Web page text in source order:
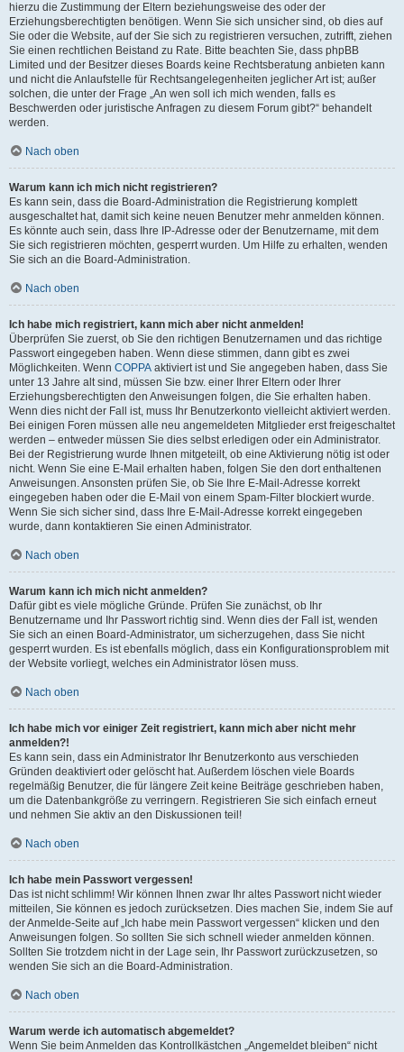
hierzu die Zustimmung der Eltern beziehungsweise des oder der
Erziehungsberechtigten benötigen. Wenn Sie sich unsicher sind, ob dies auf
Sie oder die Website, auf der Sie sich zu registrieren versuchen, zutrifft, ziehen
Sie einen rechtlichen Beistand zu Rate. Bitte beachten Sie, dass phpBB
Limited und der Besitzer dieses Boards keine Rechtsberatung anbieten kann
und nicht die Anlaufstelle für Rechtsangelegenheiten jeglicher Art ist; außer
solchen, die unter der Frage „An wen soll ich mich wenden, falls es
Beschwerden oder juristische Anfragen zu diesem Forum gibt?“ behandelt
werden.
Nach oben
Warum kann ich mich nicht registrieren?
Es kann sein, dass die Board-Administration die Registrierung komplett
ausgeschaltet hat, damit sich keine neuen Benutzer mehr anmelden können.
Es könnte auch sein, dass Ihre IP-Adresse oder der Benutzername, mit dem
Sie sich registrieren möchten, gesperrt wurden. Um Hilfe zu erhalten, wenden
Sie sich an die Board-Administration.
Nach oben
Ich habe mich registriert, kann mich aber nicht anmelden!
Überprüfen Sie zuerst, ob Sie den richtigen Benutzernamen und das richtige
Passwort eingegeben haben. Wenn diese stimmen, dann gibt es zwei
Möglichkeiten. Wenn COPPA aktiviert ist und Sie angegeben haben, dass Sie
unter 13 Jahre alt sind, müssen Sie bzw. einer Ihrer Eltern oder Ihrer
Erziehungsberechtigten den Anweisungen folgen, die Sie erhalten haben.
Wenn dies nicht der Fall ist, muss Ihr Benutzerkonto vielleicht aktiviert werden.
Bei einigen Foren müssen alle neu angemeldeten Mitglieder erst freigeschaltet
werden – entweder müssen Sie dies selbst erledigen oder ein Administrator.
Bei der Registrierung wurde Ihnen mitgeteilt, ob eine Aktivierung nötig ist oder
nicht. Wenn Sie eine E-Mail erhalten haben, folgen Sie den dort enthaltenen
Anweisungen. Ansonsten prüfen Sie, ob Sie Ihre E-Mail-Adresse korrekt
eingegeben haben oder die E-Mail von einem Spam-Filter blockiert wurde.
Wenn Sie sich sicher sind, dass Ihre E-Mail-Adresse korrekt eingegeben
wurde, dann kontaktieren Sie einen Administrator.
Nach oben
Warum kann ich mich nicht anmelden?
Dafür gibt es viele mögliche Gründe. Prüfen Sie zunächst, ob Ihr
Benutzername und Ihr Passwort richtig sind. Wenn dies der Fall ist, wenden
Sie sich an einen Board-Administrator, um sicherzugehen, dass Sie nicht
gesperrt wurden. Es ist ebenfalls möglich, dass ein Konfigurationsproblem mit
der Website vorliegt, welches ein Administrator lösen muss.
Nach oben
Ich habe mich vor einiger Zeit registriert, kann mich aber nicht mehr
anmelden?!
Es kann sein, dass ein Administrator Ihr Benutzerkonto aus verschieden
Gründen deaktiviert oder gelöscht hat. Außerdem löschen viele Boards
regelmäßig Benutzer, die für längere Zeit keine Beiträge geschrieben haben,
um die Datenbankgröße zu verringern. Registrieren Sie sich einfach erneut
und nehmen Sie aktiv an den Diskussionen teil!
Nach oben
Ich habe mein Passwort vergessen!
Das ist nicht schlimm! Wir können Ihnen zwar Ihr altes Passwort nicht wieder
mitteilen, Sie können es jedoch zurücksetzen. Dies machen Sie, indem Sie auf
der Anmelde-Seite auf „Ich habe mein Passwort vergessen“ klicken und den
Anweisungen folgen. So sollten Sie sich schnell wieder anmelden können.
Sollten Sie trotzdem nicht in der Lage sein, Ihr Passwort zurückzusetzen, so
wenden Sie sich an die Board-Administration.
Nach oben
Warum werde ich automatisch abgemeldet?
Wenn Sie beim Anmelden das Kontrollkästchen „Angemeldet bleiben“ nicht